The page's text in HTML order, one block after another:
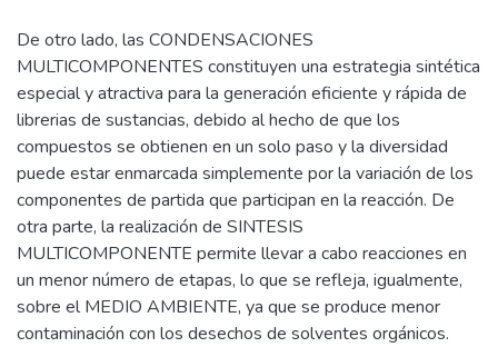
De otro lado, las CONDENSACIONES
MULTICOMPONENTES constituyen una estrategia sintética
especial y atractiva para la generación eficiente y rápida de
librerias de sustancias, debido al hecho de que los
compuestos se obtienen en un solo paso y la diversidad
puede estar enmarcada simplemente por la variación de los
componentes de partida que participan en la reacción. De
otra parte, la realización de SINTESIS
MULTICOMPONENTE permite llevar a cabo reacciones en
un menor número de etapas, lo que se refleja, igualmente,
sobre el MEDIO AMBIENTE, ya que se produce menor
contaminación con los desechos de solventes orgánicos.